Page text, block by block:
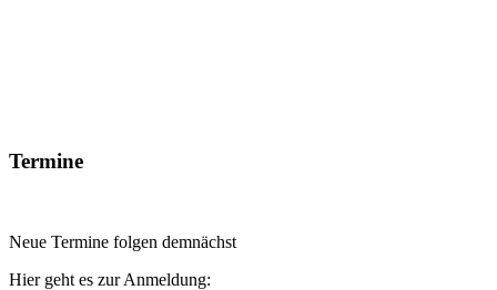
Termine
Neue Termine folgen demnächst
Hier geht es zur Anmeldung: